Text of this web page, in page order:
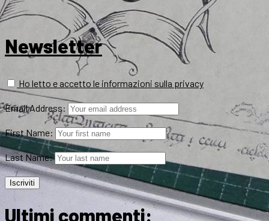
Newsletter
Ho letto e accetto le informazioni sulla privacy
Email Address:
First Name:
Last Name:
Ultimi commenti: